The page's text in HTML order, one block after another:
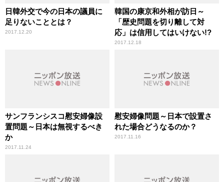
日韓外交で今の日本の議員に
足りないこととは？
2017.12.20
韓国の康京和外相が訪日～
「歴史問題を切り離して対
応」は信用してはいけない!?
2017.12.18
サンフランシスコ慰安婦像設
置問題～日本は無視するべき
か
2017.11.24
慰安婦像問題～日本で設置さ
れた場合どうなるのか？
2017.11.16